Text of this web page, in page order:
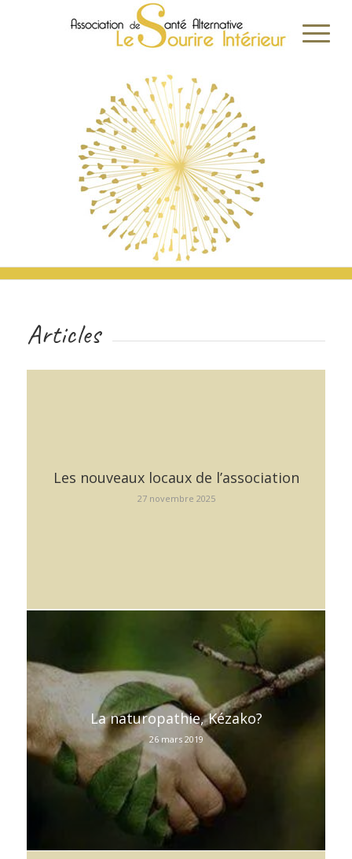
Articles
Les nouveaux locaux de l’association
27 novembre 2025
La naturopathie, Kézako?
26 mars 2019